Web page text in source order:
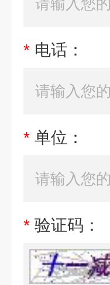
* 电话：
* 单位：
* 验证码：